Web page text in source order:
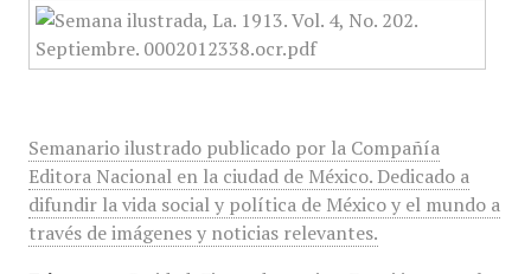
Semanario ilustrado publicado por la Compañía
Editora Nacional en la ciudad de México. Dedicado a
difundir la vida social y política de México y el mundo a
través de imágenes y noticias relevantes.